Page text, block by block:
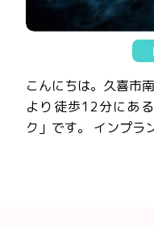
こんにちは。久喜市
より徒歩12分にあ
ク」です。 インプラ